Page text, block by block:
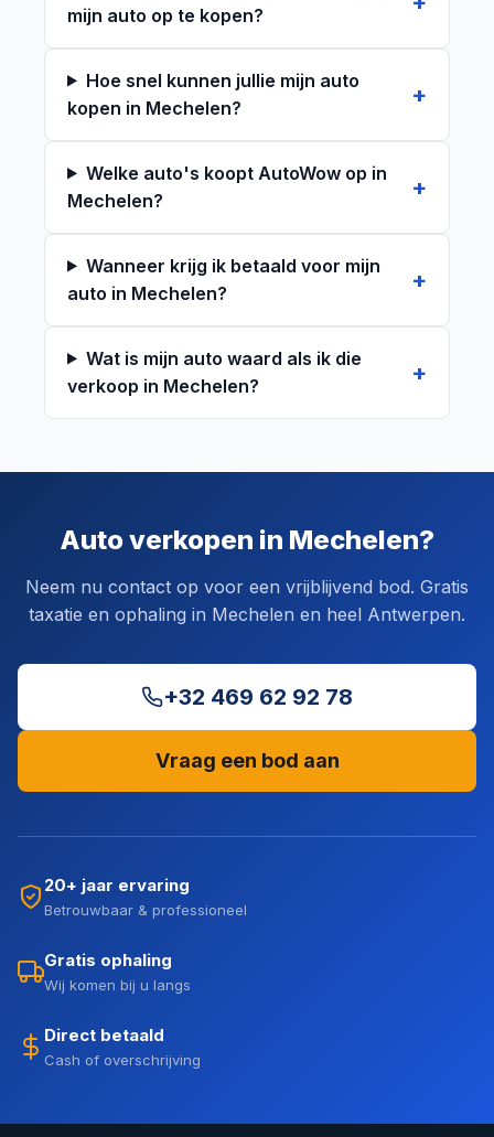
mijn auto op te kopen?
Hoe snel kunnen jullie mijn auto
kopen in Mechelen?
Welke auto's koopt AutoWow op in
Mechelen?
Wanneer krijg ik betaald voor mijn
auto in Mechelen?
Wat is mijn auto waard als ik die
verkoop in Mechelen?
Auto verkopen in Mechelen?
Neem nu contact op voor een vrijblijvend bod. Gratis
taxatie en ophaling in Mechelen en heel Antwerpen.
+32 469 62 92 78
Vraag een bod aan
20+ jaar ervaring
Betrouwbaar & professioneel
Gratis ophaling
Wij komen bij u langs
Direct betaald
Cash of overschrijving